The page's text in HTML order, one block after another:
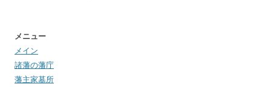
メニュー
メイン
諸藩の藩庁
藩主家墓所